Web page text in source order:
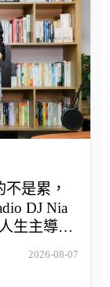
不是累，
DJ Nia
生主導權
2026-08-07